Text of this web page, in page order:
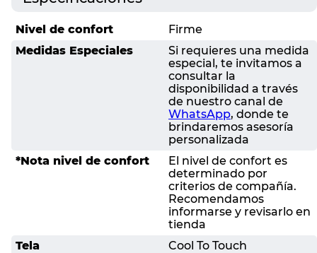
Nivel de confort
Firme
Medidas Especiales
Si requieres una medida
especial, te invitamos a
consultar la
disponibilidad a través
de nuestro canal de
WhatsApp, donde te
brindaremos asesoría
personalizada
*Nota nivel de confort
El nivel de confort es
determinado por
criterios de compañía.
Recomendamos
informarse y revisarlo en
tienda
Tela
Cool To Touch